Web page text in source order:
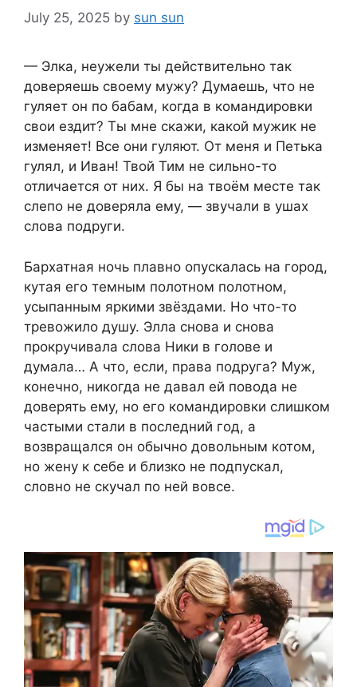
July 25, 2025 by sun sun
— Элка, неужели ты действительно так
доверяешь своему мужу? Думаешь, что не
гуляет он по бабам, когда в командировки
свои ездит? Ты мне скажи, какой мужик не
изменяет! Все они гуляют. От меня и Петька
гулял, и Иван! Твой Тим не сильно-то
отличается от них. Я бы на твоём месте так
слепо не доверяла ему, — звучали в ушах
слова подруги.
Бархатная ночь плавно опускалась на город,
кутая его темным полотном полотном,
усыпанным яркими звёздами. Но что-то
тревожило душу. Элла снова и снова
прокручивала слова Ники в голове и
думала… А что, если, права подруга? Муж,
конечно, никогда не давал ей повода не
доверять ему, но его командировки слишком
частыми стали в последний год, а
возвращался он обычно довольным котом,
но жену к себе и близко не подпускал,
словно не скучал по ней вовсе.